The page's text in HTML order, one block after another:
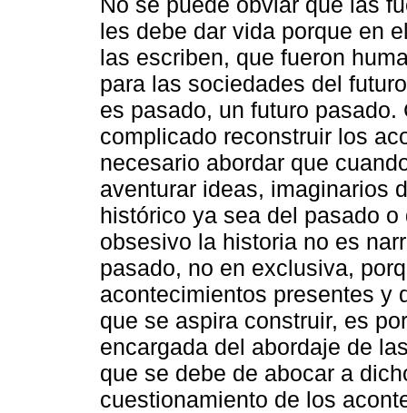
les debe dar vida porque en
las escriben, que fueron
para las sociedades del
es pasado, un futuro
complicado reconstruir los
necesario abordar que
aventurar ideas, imaginarios
histórico ya sea del pasado
obsesivo la historia no es
pasado, no en exclusiva,
acontecimientos presentes y
que se aspira construir, es
encargada del abordaje de
que se debe de abocar a
cuestionamiento de los